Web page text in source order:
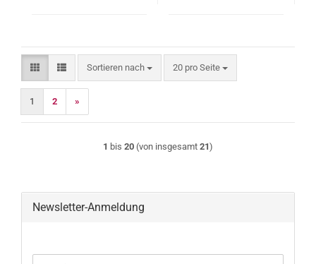
Sortieren nach
Sortieren nach 20 pro Seite
pro Seite
1 2 »
1 bis 20 (von insgesamt 21)
Newsletter-Anmeldung